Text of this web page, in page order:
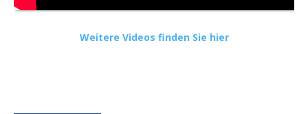
Weitere Videos finden Sie hier